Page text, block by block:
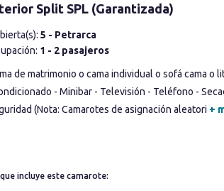
Split SPL (Garantizada)
5 - Petrarca
1 - 2 pasajeros
de matrimonio o cama individual o sofá cama o
- Minibar - Televisión - Teléfono -
(Nota: Camarotes de asignación aleatori +
incluye este camarote: